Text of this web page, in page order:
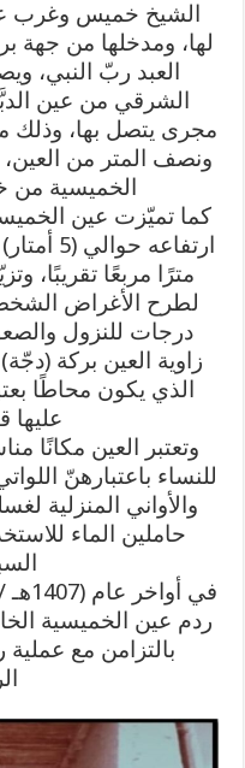
الشيخ خميس وغرب عين
لها، ومدخلها من جهة
العبد ربّ النبي،
الشرقي من عين
مجرى يتصل بها، وذلك
ونصف المتر من
الخميسية من
كما تميّزت عين
لطرح الأغراض
درجات للنزول
زاوية العين بركة
الذي يكون محاطًا
عليها
وتعتبر العين مكانًا
للنساء باعتبارهنّ
والأواني المنزلية
حاملين الماء
ردم عين الخميسية
بالتزامن مع عملية